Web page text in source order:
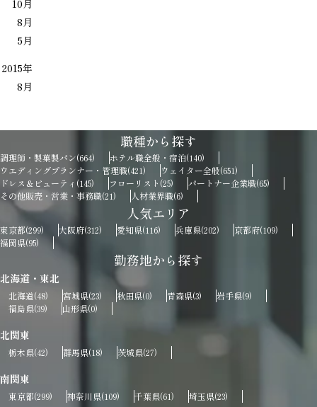
10月
8月
5月
2015年
8月
職種から探す
調理師・製菓製パン(664) ホテル職全般・宿泊(140)
ウエディングプランナー・管理職(421) ウェイター全般(651)
ドレス＆ビューティ (145) フローリスト (25) パートナー企業職(65)
その他販売・営業・事務職(21) 人材業界職(6)
人気エリア
東京都(299) 大阪府(312) 愛知県(116) 兵庫県(202) 京都府(109)
福岡県(95)
勤務地から探す
北海道・東北
北海道(48) 宮城県(23) 秋田県(0) 青森県(3) 岩手県(9)
福島県(39) 山形県(0)
北関東
栃木県(42) 群馬県(18) 茨城県(27)
南関東
東京都(299) 神奈川県(109) 千葉県(61) 埼玉県(23)